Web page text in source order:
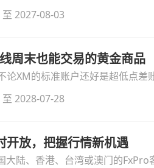
详细拆解本次升级的核心交易品
2027-08-03
周末也能交易的黄金商品
XM的标准账户还好是超低点差
2028-07-28
开放，把握行情新机遇
大陆、香港、台湾或澳门的